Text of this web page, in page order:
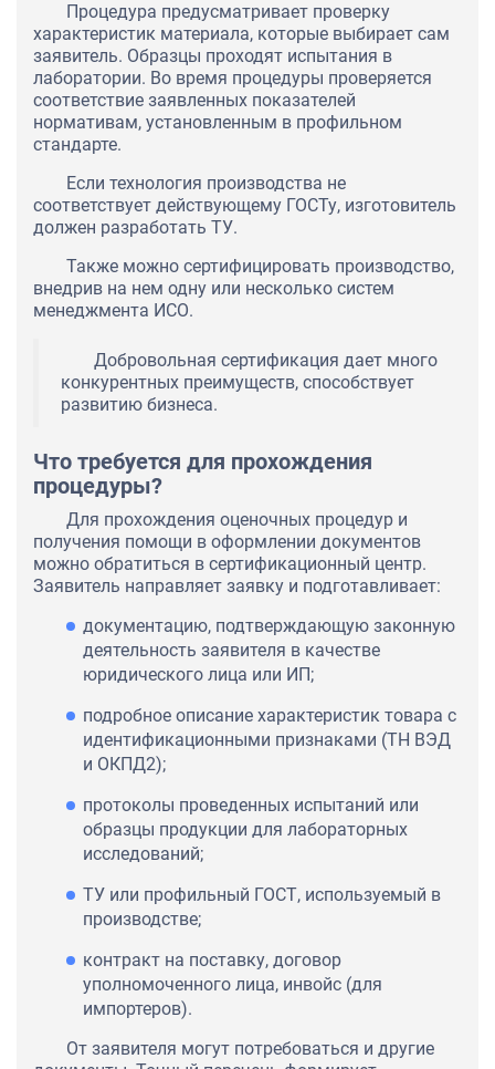
Процедура предусматривает проверку
характеристик материала, которые выбирает сам
заявитель. Образцы проходят испытания в
лаборатории. Во время процедуры проверяется
соответствие заявленных показателей
нормативам, установленным в профильном
стандарте.
Если технология производства не
соответствует действующему ГОСТу, изготовитель
должен разработать ТУ.
Также можно сертифицировать производство,
внедрив на нем одну или несколько систем
менеджмента ИСО.
Добровольная сертификация дает много
конкурентных преимуществ, способствует
развитию бизнеса.
Что требуется для прохождения
процедуры?
Для прохождения оценочных процедур и
получения помощи в оформлении документов
можно обратиться в сертификационный центр.
Заявитель направляет заявку и подготавливает:
документацию, подтверждающую законную
деятельность заявителя в качестве
юридического лица или ИП;
подробное описание характеристик товара с
идентификационными признаками (ТН ВЭД
и ОКПД2);
протоколы проведенных испытаний или
образцы продукции для лабораторных
исследований;
ТУ или профильный ГОСТ, используемый в
производстве;
контракт на поставку, договор
уполномоченного лица, инвойс (для
импортеров).
От заявителя могут потребоваться и другие